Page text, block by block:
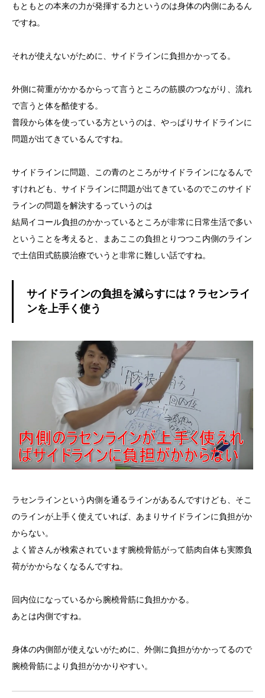
もともとの本来の力が発揮する力というのは身体の内側にあるん
ですね。
それが使えないがために、サイドラインに負担かかってる。
外側に荷重がかかるからって言うところの筋膜のつながり、流れ
で言うと体を酷使する。
普段から体を使っている方というのは、やっぱりサイドラインに
問題が出てきているんですね。
サイドラインに問題、この青のところがサイドラインになるんで
すけれども、サイドラインに問題が出てきているのでこのサイド
ラインの問題を解決するっていうのは
結局イコール負担のかかっているところが非常に日常生活で多い
ということを考えると、まあここの負担とりつつこ内側のライン
で土信田式筋膜治療でいうと非常に難しい話ですね。
サイドラインの負担を減らすには？ラセンライ
ンを上手く使う
ラセンラインという内側を通るラインがあるんですけども、そこ
のラインが上手く使えていれば、あまりサイドラインに負担がか
からない。
よく皆さんが検索されています腕橈骨筋がって筋肉自体も実際負
荷がかからなくなるんですね。
回内位になっているから腕橈骨筋に負担かかる。
あとは内側ですね。
身体の内側部が使えないがために、外側に負担がかかってるので
腕橈骨筋により負担がかかりやすい。